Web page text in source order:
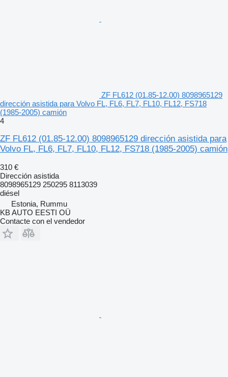
ZF FL612 (01.85-12.00) 8098965129
dirección asistida para Volvo FL, FL6, FL7, FL10, FL12, FS718
(1985-2005) camión
4
ZF FL612 (01.85-12.00) 8098965129 dirección asistida para
Volvo FL, FL6, FL7, FL10, FL12, FS718 (1985-2005) camión
310 €
Dirección asistida
8098965129 250295 8113039
diésel
Estonia, Rummu
KB AUTO EESTI OÜ
Contacte con el vendedor